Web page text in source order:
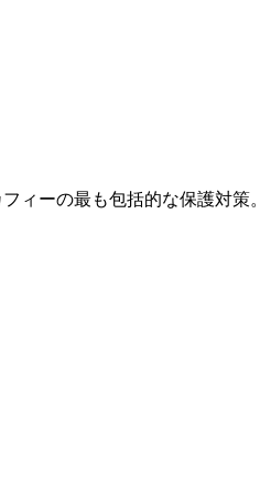
ィーの最も包括的な保護対策。